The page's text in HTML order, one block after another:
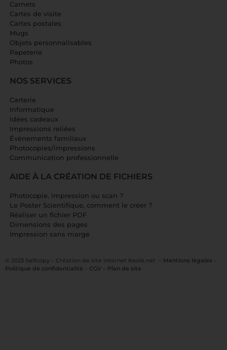
Carnets
Cartes de visite
Cartes postales
Mugs
Objets personnalisables
Papeterie
Photos
NOS SERVICES
Carterie
Informatique
Idées cadeaux
Impressions reliées
Événements familiaux
Photocopies/impressions
Communication professionnelle
AIDE À LA CRÉATION DE FICHIERS
Photocopie, impression ou scan ?
Le Poster Scientifique, comment le créer ?
Réaliser un fichier PDF
Dimensions des pages
Impression sans marge
© 2023 Selfcopy – Création de site internet Keole.net – Mentions légales
Politique de confidentialité
CGV Plan de site